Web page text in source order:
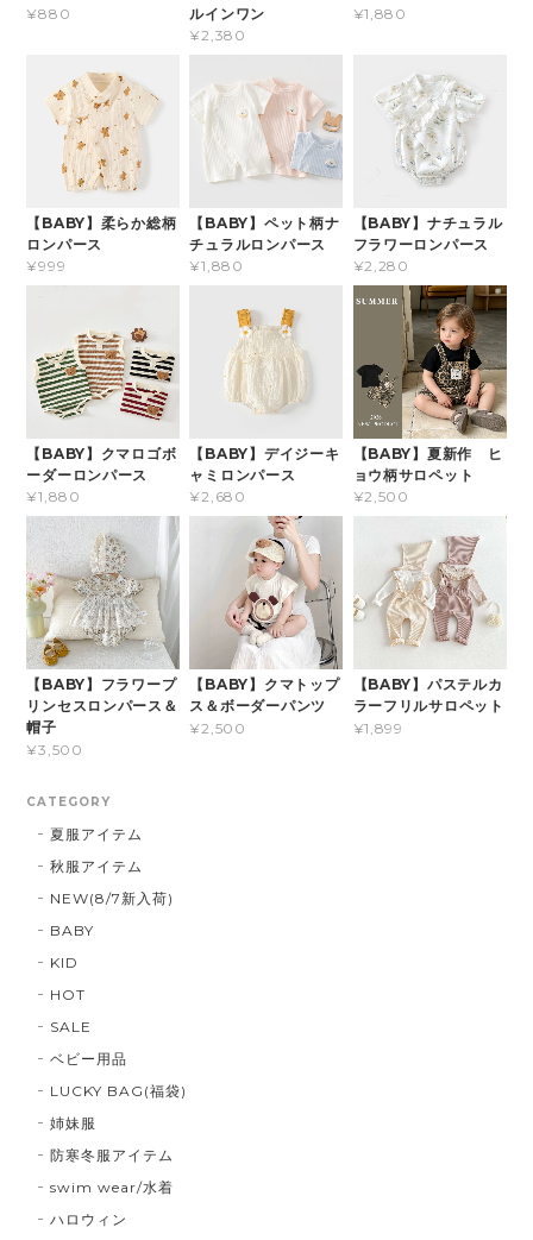
¥880
ルインワン
¥2,380
¥1,880
【BABY】柔らか総柄
ロンパース
¥999
【BABY】ペット柄ナ
チュラルロンパース
¥1,880
【BABY】ナチュラル
フラワーロンパース
¥2,280
【BABY】クマロゴボ
ーダーロンパース
¥1,880
【BABY】デイジーキ
ャミロンパース
¥2,680
【BABY】夏新作 ヒ
ョウ柄サロペット
¥2,500
【BABY】フラワープ
リンセスロンパース＆
帽子
¥3,500
【BABY】クマトップ
ス＆ボーダーパンツ
¥2,500
【BABY】パステルカ
ラーフリルサロペット
¥1,899
CATEGORY
夏服アイテム
秋服アイテム
NEW(8/7新入荷)
BABY
KID
HOT
SALE
ベビー用品
LUCKY BAG(福袋)
姉妹服
防寒冬服アイテム
swim wear/水着
ハロウィン